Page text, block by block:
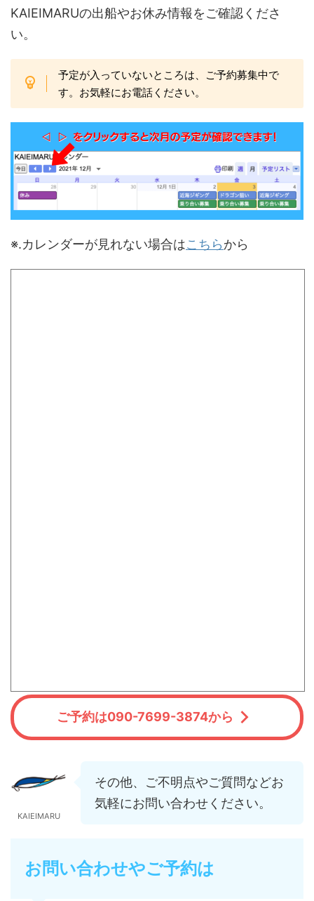
KAIEIMARUの出船やお休み情報をご確認くださ
い。
予定が入っていないところは、ご予約募集中で
す。お気軽にお電話ください。
※.カレンダーが見れない場合はこちらから
ご予約は090-7699-3874から
KAIEIMARU
その他、ご不明点やご質問などお
気軽にお問い合わせください。
お問い合わせやご予約は